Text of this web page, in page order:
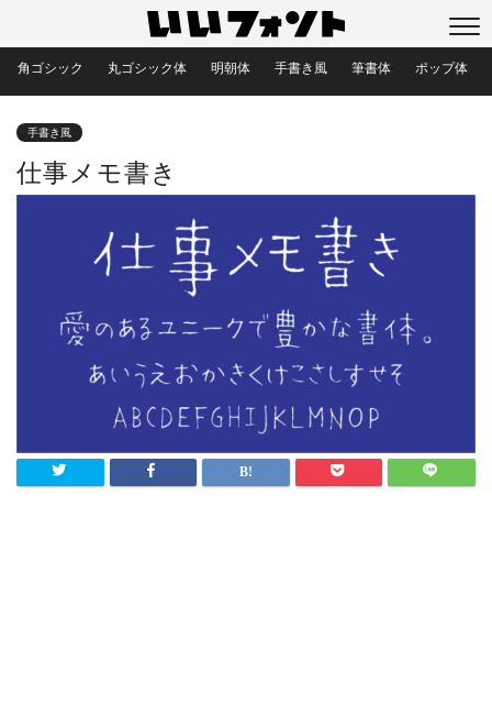
角ゴシック 丸ゴシック体 明朝体 手書き風 筆書体 ポップ体
手書き風
仕事メモ書き